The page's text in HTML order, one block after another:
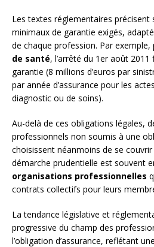
Les textes réglementaires
minimaux de garantie exigés,
de chaque profession. Par exemple,
de santé, l’arrêté du 1er août
garantie (8 millions d’euros par
par année d’assurance pour les
diagnostic ou de soins).
Au-delà de ces obligations légales,
professionnels non soumis à une
choisissent néanmoins de se
démarche prudentielle est souvent
organisations professionnelles
contrats collectifs pour leurs
La tendance législative et
progressive du champ des
l’obligation d’assurance, reflétant